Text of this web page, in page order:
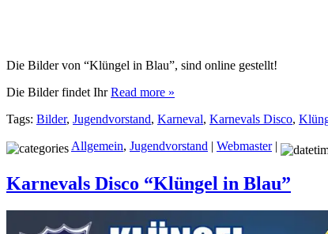
Die Bilder von “Klüngel in Blau”, sind online gestellt!
Die Bilder findet IhrRead more »
Tags: Bilder, Jugendvorstand, Karneval, Karnevals Disco,
Allgemein, Jugendvorstand | Webmaster|
Karnevals Disco “Klüngel in Blau”